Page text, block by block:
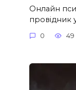
Онлайн
провідник
0 49